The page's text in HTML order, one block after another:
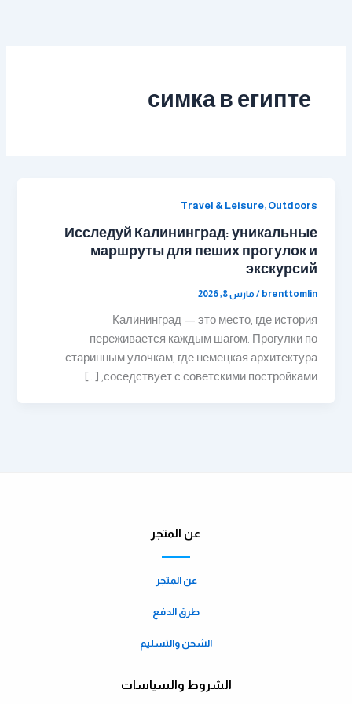
симка в египте
Travel & Leisure, Outdoors
Исследуй Калининград: уникальные
маршруты для пеших прогулок и
экскурсий
brenttomlin
/ مارس 8, 2026
Калининград — это место, где история
переживается каждым шагом. Прогулки по
старинным улочкам, где немецкая архитектура
соседствует с советскими постройками, […]
عن المتجر
عن المتجر
طرق الدفع
الشحن والتسليم
الشروط والسياسات